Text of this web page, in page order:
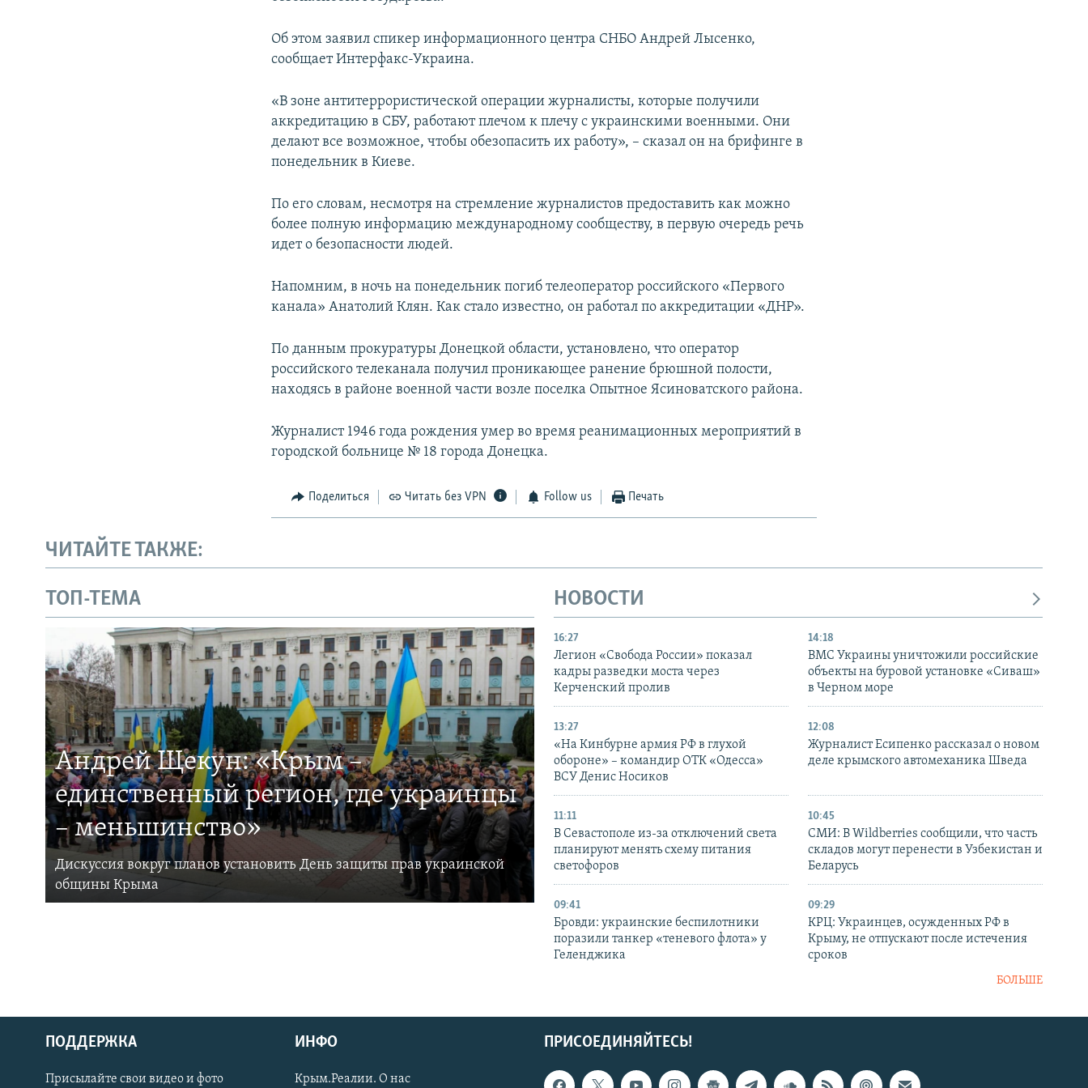
Українською
Об этом заявил спикер информационного центра СНБО Андрей Лысенко,
сообщает Интерфакс-Украина.
«В зоне антитеррористической операции журналисты, которые получили
аккредитацию в СБУ, работают плечом к плечу с украинскими военными. Они
делают все возможное, чтобы обезопасить их работу», – сказал он на брифинге в
понедельник в Киеве.
По его словам, несмотря на стремление журналистов предоставить как можно
более полную информацию международному сообществу, в первую очередь речь
идет о безопасности людей.
Напомним, в ночь на понедельник погиб телеоператор российского «Первого
канала» Анатолий Клян. Как стало известно, он работал по аккредитации «ДНР».
По данным прокуратуры Донецкой области, установлено, что оператор
российского телеканала получил проникающее ранение брюшной полости,
находясь в районе военной части возле поселка Опытное Ясиноватского района.
Журналист 1946 года рождения умер во время реанимационных мероприятий в
городской больнице № 18 города Донецка.
Поделиться Читать без VPN Follow us Печать
ЧИТАЙТЕ ТАКЖЕ:
ТОП-ТЕМА
Андрей Щекун: «Крым –
единственный регион, где украинцы
– меньшинство»
Дискуссия вокруг планов установить День защиты прав украинской
общины Крыма
НОВОСТИ
16:27
Легион «Свобода России» показал
кадры разведки моста через
Керченский пролив
14:18
ВМС Украины уничтожили российские
объекты на буровой установке «Сиваш»
в Черном море
13:27
«На Кинбурне армия РФ в глухой
обороне» – командир ОТК «Одесса»
ВСУ Денис Носиков
12:08
Журналист Есипенко рассказал о новом
деле крымского автомеханика Шведа
11:11
В Севастополе из-за отключений света
планируют менять схему питания
светофоров
10:45
СМИ: В Wildberries сообщили, что часть
складов могут перенести в Узбекистан и
Беларусь
09:41
Бровди: украинские беспилотники
поразили танкер «теневого флота» у
Геленджика
09:29
КРЦ: Украинцев, осужденных РФ в
Крыму, не отпускают после истечения
сроков
БОЛЬШЕ
ПРИСОЕДИНЯЙТЕСЬ!
ПОДДЕРЖКА
Присылайте свои видео и фото
ИНФО
Крым.Реалии. О нас